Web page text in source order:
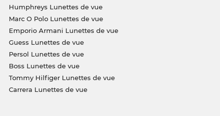
Humphreys Lunettes de vue
Marc O Polo Lunettes de vue
Emporio Armani Lunettes de vue
Guess Lunettes de vue
Persol Lunettes de vue
Boss Lunettes de vue
Tommy Hilfiger Lunettes de vue
Carrera Lunettes de vue